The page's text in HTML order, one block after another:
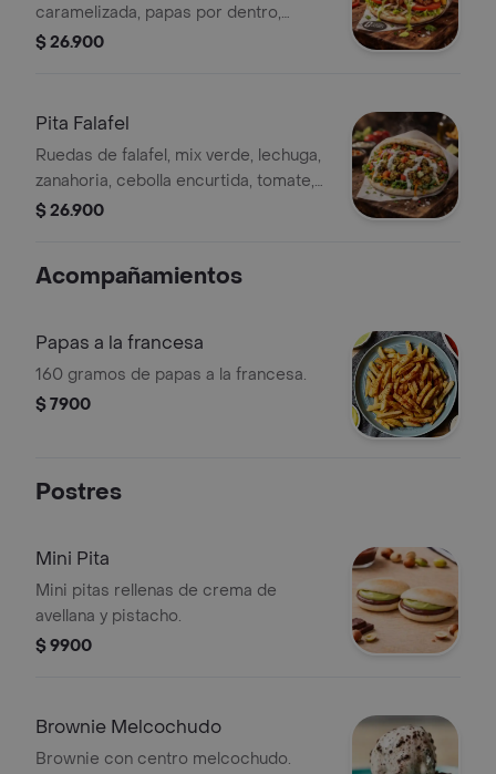
caramelizada, papas por dentro,
berenjena ahumada y alioli 414
$ 26.900
Pita Falafel
Ruedas de falafel, mix verde, lechuga,
zanahoria, cebolla encurtida, tomate,
pepino, salsa de yogur y hierbabuena
$ 26.900
Acompañamientos
Papas a la francesa
160 gramos de papas a la francesa.
$ 7900
Postres
Mini Pita
Mini pitas rellenas de crema de
avellana y pistacho.
$ 9900
Brownie Melcochudo
Brownie con centro melcochudo.